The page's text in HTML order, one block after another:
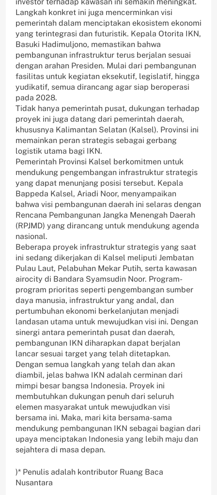
Langkah konkret ini juga mencerminkan visi
pemerintah dalam menciptakan ekosistem ekonomi
yang terintegrasi dan futuristik. Kepala Otorita IKN,
Basuki Hadimuljono, memastikan bahwa
pembangunan infrastruktur terus berjalan sesuai
dengan arahan Presiden. Mulai dari pembangunan
fasilitas untuk kegiatan eksekutif, legislatif, hingga
yudikatif, semua dirancang agar siap beroperasi
pada 2028.
Tidak hanya pemerintah pusat, dukungan terhadap
proyek ini juga datang dari pemerintah daerah,
khususnya Kalimantan Selatan (Kalsel). Provinsi ini
memainkan peran strategis sebagai gerbang
logistik utama bagi IKN.
Pemerintah Provinsi Kalsel berkomitmen untuk
mendukung pengembangan infrastruktur strategis
yang dapat menunjang posisi tersebut. Kepala
Bappeda Kalsel, Ariadi Noor, menyampaikan
bahwa visi pembangunan daerah ini selaras dengan
Rencana Pembangunan Jangka Menengah Daerah
(RPJMD) yang dirancang untuk mendukung agenda
nasional.
Beberapa proyek infrastruktur strategis yang saat
ini sedang dikerjakan di Kalsel meliputi Jembatan
Pulau Laut, Pelabuhan Mekar Putih, serta kawasan
airocity di Bandara Syamsudin Noor. Program-
program prioritas seperti pengembangan sumber
daya manusia, infrastruktur yang andal, dan
pertumbuhan ekonomi berkelanjutan menjadi
landasan utama untuk mewujudkan visi ini. Dengan
sinergi antara pemerintah pusat dan daerah,
pembangunan IKN diharapkan dapat berjalan
lancar sesuai target yang telah ditetapkan.
Dengan semua langkah yang telah dan akan
diambil, jelas bahwa IKN adalah cerminan dari
mimpi besar bangsa Indonesia. Proyek ini
membutuhkan dukungan penuh dari seluruh
elemen masyarakat untuk mewujudkan visi
bersama ini. Maka, mari kita bersama-sama
mendukung pembangunan IKN sebagai bagian dari
upaya menciptakan Indonesia yang lebih maju dan
sejahtera di masa depan.
)* Penulis adalah kontributor Ruang Baca
Nusantara